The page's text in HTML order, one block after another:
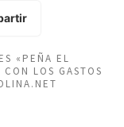
«PEÑA EL
LOS GASTOS